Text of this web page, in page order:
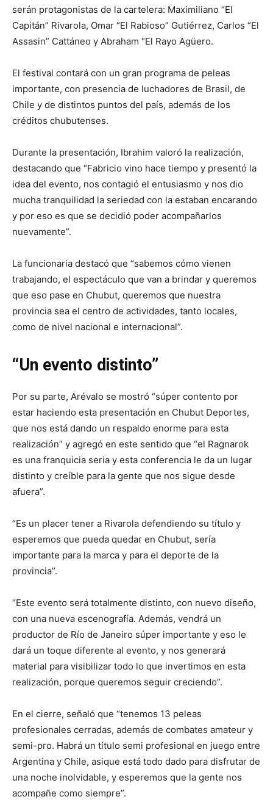
serán protagonistas de la cartelera: Maximiliano “El
Capitán” Rivarola, Omar “El Rabioso” Gutiérrez, Carlos “El
Assasin” Cattáneo y Abraham “El Rayo Agüero.
El festival contará con un gran programa de peleas
importante, con presencia de luchadores de Brasil, de
Chile y de distintos puntos del país, además de los
créditos chubutenses.
Durante la presentación, Ibrahim valoró la realización,
destacando que “Fabricio vino hace tiempo y presentó la
idea del evento, nos contagió el entusiasmo y nos dio
mucha tranquilidad la seriedad con la estaban encarando
y por eso es que se decidió poder acompañarlos
nuevamente”.
La funcionaria destacó que “sabemos cómo vienen
trabajando, el espectáculo que van a brindar y queremos
que eso pase en Chubut, queremos que nuestra
provincia sea el centro de actividades, tanto locales,
como de nivel nacional e internacional”.
“Un evento distinto”
Por su parte, Arévalo se mostró “súper contento por
estar haciendo esta presentación en Chubut Deportes,
que nos está dando un respaldo enorme para esta
realización” y agregó en este sentido que “el Ragnarok
es una franquicia seria y esta conferencia le da un lugar
distinto y creíble para la gente que nos sigue desde
afuera”.
“Es un placer tener a Rivarola defendiendo su título y
esperemos que pueda quedar en Chubut, sería
importante para la marca y para el deporte de la
provincia”.
“Este evento será totalmente distinto, con nuevo diseño,
con una nueva escenografía. Además, vendrá un
productor de Río de Janeiro súper importante y eso le
dará un toque diferente al evento, y nos generará
material para visibilizar todo lo que invertimos en esta
realización, porque queremos seguir creciendo”.
En el cierre, señaló que “tenemos 13 peleas
profesionales cerradas, además de combates amateur y
semi-pro. Habrá un título semi profesional en juego entre
Argentina y Chile, asique está todo dado para disfrutar de
una noche inolvidable, y esperemos que la gente nos
acompañe como siempre”.